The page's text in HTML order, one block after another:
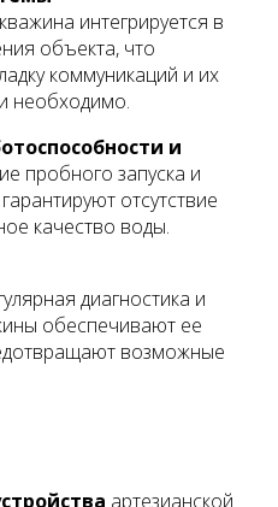
интегрируется в
объекта, что
коммуникаций и их
необходимо.
и
пробного запуска и
отсутствие
качество воды.
диагностика и
обеспечивают ее
возможные
артезианской